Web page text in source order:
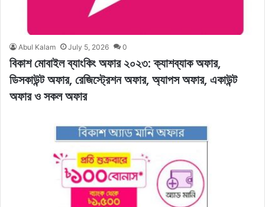
Abul Kalam July 5, 2026 0
বিকাশ মোবাইল ব্যাংকিং অফার ২০২৩: ক্যাশব্যাক অফার,
ডিসকাউন্ট অফার, রেজিস্ট্রেশন অফার, অ্যাপস অফার, একাউন্ট
অফার ও সকল অফার